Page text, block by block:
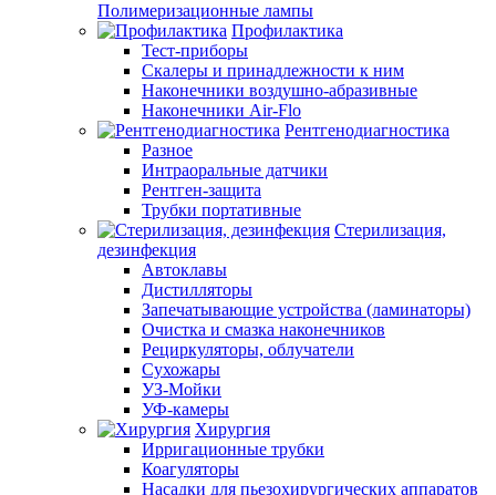
Полимеризационные лампы
Профилактика
Тест-приборы
Скалеры и принадлежности к ним
Наконечники воздушно-абразивные
Наконечники Air-Flo
Рентгенодиагностика
Разное
Интраоральные датчики
Рентген-защита
Трубки портативные
Стерилизация,
дезинфекция
Автоклавы
Дистилляторы
Запечатывающие устройства (ламинаторы)
Очистка и смазка наконечников
Рециркуляторы, облучатели
Сухожары
УЗ-Мойки
УФ-камеры
Хирургия
Ирригационные трубки
Коагуляторы
Насадки для пьезохирургических аппаратов